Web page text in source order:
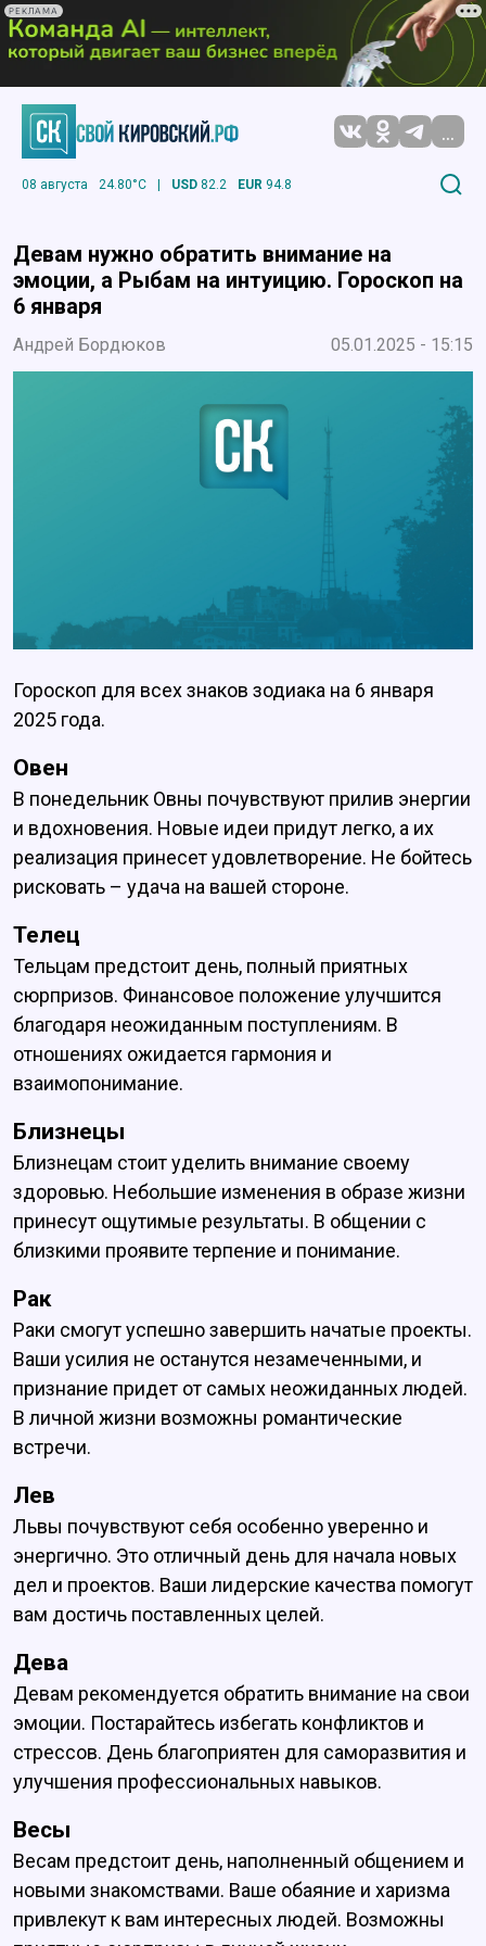
РЕКЛАМА
...
08 августа 24.80°C | USD 82.2 EUR 94.8
Девам нужно обратить внимание на
эмоции, а Рыбам на интуицию. Гороскоп на
6 января
Андрей Бордюков 05.01.2025 - 15:15
Гороскоп для всех знаков зодиака на 6 января
2025 года.
Овен
В понедельник Овны почувствуют прилив энергии
и вдохновения. Новые идеи придут легко, а их
реализация принесет удовлетворение. Не бойтесь
рисковать – удача на вашей стороне.
Телец
Тельцам предстоит день, полный приятных
сюрпризов. Финансовое положение улучшится
благодаря неожиданным поступлениям. В
отношениях ожидается гармония и
взаимопонимание.
Близнецы
Близнецам стоит уделить внимание своему
здоровью. Небольшие изменения в образе жизни
принесут ощутимые результаты. В общении с
близкими проявите терпение и понимание.
Рак
Раки смогут успешно завершить начатые проекты.
Ваши усилия не останутся незамеченными, и
признание придет от самых неожиданных людей.
В личной жизни возможны романтические
встречи.
Лев
Львы почувствуют себя особенно уверенно и
энергично. Это отличный день для начала новых
дел и проектов. Ваши лидерские качества помогут
вам достичь поставленных целей.
Дева
Девам рекомендуется обратить внимание на свои
эмоции. Постарайтесь избегать конфликтов и
стрессов. День благоприятен для саморазвития и
улучшения профессиональных навыков.
Весы
Весам предстоит день, наполненный общением и
новыми знакомствами. Ваше обаяние и харизма
привлекут к вам интересных людей. Возможны